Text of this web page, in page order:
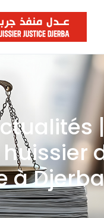
à Djerba